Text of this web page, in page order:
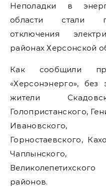
Неполадки в
области стали
отключения
районах Херсонской
Как сообщили
«Херсонэнерго», без
жители
Голопристанского,
Ивановского,
Горностаевского,
Чаплынского,
районов.